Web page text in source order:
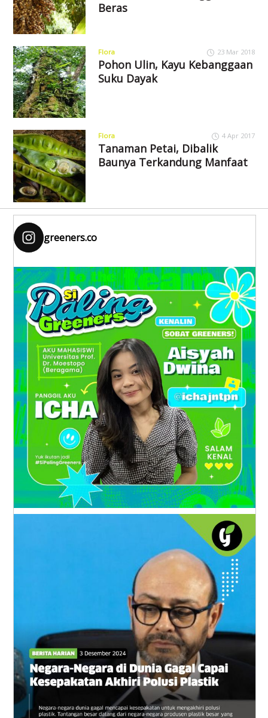
Beras
Flora 23 Mar 2018
Pohon Ulin, Kayu Kebanggaan
Suku Dayak
Flora 4 Apr 2017
Tanaman Petai, Dibalik
Baunya Terkandung Manfaat
greeners.co